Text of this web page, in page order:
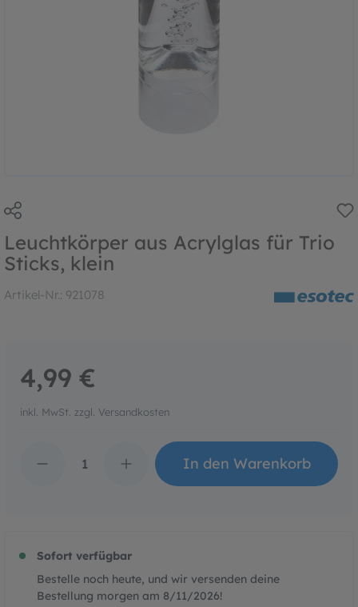
Leuchtkörper aus Acrylglas für Trio
Sticks, klein
Artikel-Nr.: 921078
4,99 €
inkl. MwSt. zzgl. Versandkosten
Produkt Anzahl: Gib
In den Warenkorb
Sofort verfügbar
Bestelle noch heute, und wir versenden deine
Bestellung morgen am 8/11/2026!